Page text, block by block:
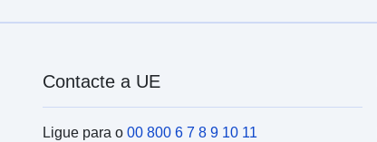
Contacte a UE
Ligue para o 00 800 6 7 8 9 10 11